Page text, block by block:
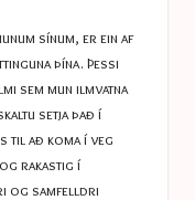
sínum, er ein af
þína. Þessi
sem mun ilmvatna
setja það í
til að koma í veg
rakastig í
og samfelldri